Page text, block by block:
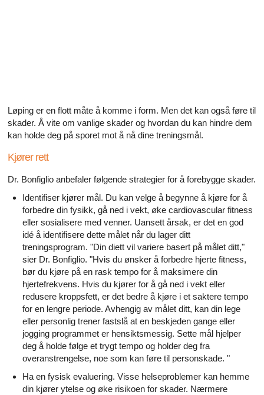
Alle artikler om mannlige reproduksjonssystemet
Alle artikler om Alzheimers sykdom
Løping er en flott måte å komme i form. Men det kan også føre til
skader. Å vite om vanlige skader og hvordan du kan hindre dem
kan holde deg på sporet mot å nå dine treningsmål.
Kjører rett
Dr. Bonfiglio anbefaler følgende strategier for å forebygge skader.
Identifiser kjører mål. Du kan velge å begynne å kjøre for å
forbedre din fysikk, gå ned i vekt, øke cardiovascular fitness
eller sosialisere med venner. Uansett årsak, er det en god
idé å identifisere dette målet når du lager ditt
treningsprogram. "Din diett vil variere basert på målet ditt,"
sier Dr. Bonfiglio. "Hvis du ønsker å forbedre hjerte fitness,
bør du kjøre på en rask tempo for å maksimere din
hjertefrekvens. Hvis du kjører for å gå ned i vekt eller
redusere kroppsfett, er det bedre å kjøre i et saktere tempo
for en lengre periode. Avhengig av målet ditt, kan din lege
eller personlig trener fastslå at en beskjeden gange eller
jogging programmet er hensiktsmessig. Sette mål hjelper
deg å holde følge et trygt tempo og holder deg fra
overanstrengelse, noe som kan føre til personskade. "
Ha en fysisk evaluering. Visse helseproblemer kan hemme
din kjører ytelse og øke risikoen for skader. Nærmere